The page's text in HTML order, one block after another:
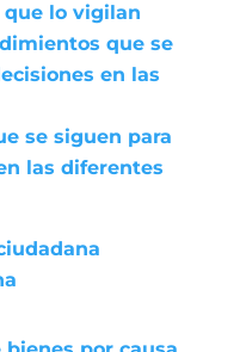
lo vigilan
que se
en las
se siguen para
las diferentes